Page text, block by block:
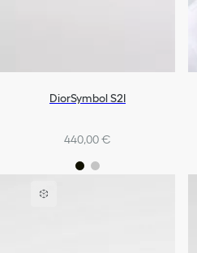
DiorSymbol S2I
440,00 €